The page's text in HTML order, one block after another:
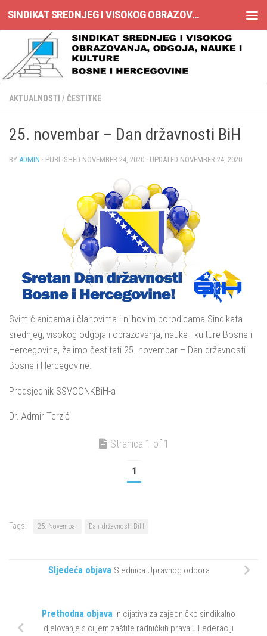
Skip to content SINDIKAT SREDNJEG I VISOKOG OBRAZOVANJA, ODGOJA, NAUKE I KULTURE BOSNE I HERCEGOVINE
AKTUALNOSTI / ČESTITKE
25. novembar – Dan državnosti BiH
BY ADMIN · PUBLISHED NOVEMBER 24, 2020 · UPDATED NOVEMBER 24, 2020
Svim članicama i članovima i njihovim porodicama Sindikata
srednjeg, visokog odgoja i obrazovanja, nauke i kulture Bosne i
Hercegovine, želimo čestitati 25. novembar – Dan državnosti
Bosne i Hercegovine.
Predsjednik SSVOONKBiH-a
Dr. Admir Terzić
Stranica 1 of 1
1
Tags: 25. Novembar Dan državnosti BiH
Sljedeća objava Sjednica Upravnog odbora
Prethodna objava Inicijativa za zajedničko sindikalno
djelovanje s ciljem zaštite radničkih prava u Federaciji